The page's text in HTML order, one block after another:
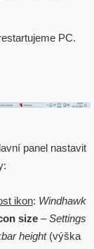
PC.
panel nastavit
ikon: Windhawk
size–Settings
height(výška